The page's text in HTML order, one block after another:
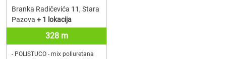
Branka Radičevića 11, Stara
Pazova + 1 lokacija
328 m
- POLISTUCO - mix poliuretana